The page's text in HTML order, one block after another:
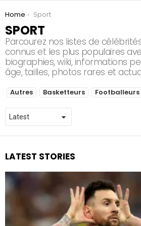
You are here:
Home Sport
SPORT
Parcourez nos listes de
connus et les plus populaires
biographies, wiki, informations
âge, tailles, photos rares et
SUBTERMS
Autres Basketteurs Footballeurs
LATEST STORIES